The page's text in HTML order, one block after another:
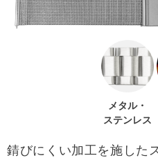
メタル・
ステンレス
錆びにくい加工を施した